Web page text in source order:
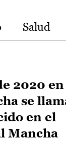
Salud
2020 en
se
en el
Mancha